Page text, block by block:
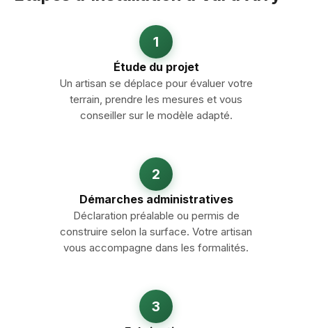
1
Étude du projet
Un artisan se déplace pour évaluer votre
terrain, prendre les mesures et vous
conseiller sur le modèle adapté.
2
Démarches administratives
Déclaration préalable ou permis de
construire selon la surface. Votre artisan
vous accompagne dans les formalités.
3